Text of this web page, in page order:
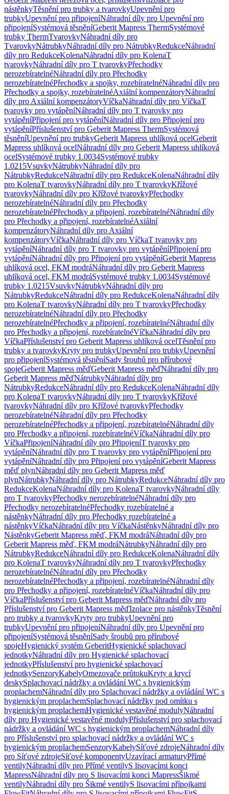
nástěnkyTěsnění pro trubky a tvarovkyUpevnění pro
trubkyUpevnění pro připojeníNáhradní díly pro Upevnění pro
připojeníSystémová těsněníGeberit Mapress ThermSystémové
trubky ThermTvarovkyNáhradní díly pro
TvarovkyNátrubkyNáhradní díly pro NátrubkyRedukceNáhradní
díly pro RedukceKolenaNáhradní díly pro KolenaT
tvarovkyNáhradní díly pro T tvarovkyPřechodky
nerozebíratelnéNáhradní díly pro Přechodky
nerozebíratelnéPřechodky a spojky, rozebíratelnéNáhradní díly pro
Přechodky a spojky, rozebíratelnéAxiální kompenzátoryNáhradní
díly pro Axiální kompenzátoryVíčkaNáhradní díly pro VíčkaT
tvarovky pro vytápěníNáhradní díly pro T tvarovky pro
vytápěníPřipojení pro vytápěníNáhradní díly pro Připojení pro
vytápěníPříslušenství pro Geberit Mapress ThermSystémová
těsněníUpevnění pro trubkyGeberit Mapress uhlíková ocelGeberit
Mapress uhlíková ocelNáhradní díly pro Geberit Mapress uhlíková
ocelSystémové trubky 1.0034Systémové trubky
1.0215VsuvkyNátrubkyNáhradní díly pro
NátrubkyRedukceNáhradní díly pro RedukceKolenaNáhradní díly
pro KolenaT tvarovkyNáhradní díly pro T tvarovkyKřížové
tvarovkyNáhradní díly pro Křížové tvarovkyPřechodky
nerozebíratelnéNáhradní díly pro Přechodky
nerozebíratelnéPřechodky a připojení, rozebíratelnéNáhradní díly
pro Přechodky a připojení, rozebíratelnéAxiální
kompenzátoryNáhradní díly pro Axiální
kompenzátoryVíčkaNáhradní díly pro VíčkaT tvarovky pro
vytápěníNáhradní díly pro T tvarovky pro vytápěníPřipojení pro
vytápěníNáhradní díly pro Připojení pro vytápěníGeberit Mapress
uhlíková ocel, FKM modráNáhradní díly pro Geberit Mapress
uhlíková ocel, FKM modráSystémové trubky 1.0034Systémové
trubky 1.0215VsuvkyNátrubkyNáhradní díly pro
NátrubkyRedukceNáhradní díly pro RedukceKolenaNáhradní díly
pro KolenaT tvarovkyNáhradní díly pro T tvarovkyPřechodky
nerozebíratelnéNáhradní díly pro Přechodky
nerozebíratelnéPřechodky a připojení, rozebíratelnéNáhradní díly
pro Přechodky a připojení, rozebíratelnéVíčkaNáhradní díly pro
VíčkaPříslušenství pro Geberit Mapress uhlíková ocelTěsnění pro
trubky a tvarovkyKryty pro trubkyUpevnění pro trubkyUpevnění
pro připojeníSystémová těsněníSady šroubů pro přírubové
spojeGeberit Mapress měďGeberit Mapress měďNáhradní díly pro
Geberit Mapress měďNátrubkyNáhradní díly pro
NátrubkyRedukceNáhradní díly pro RedukceKolenaNáhradní díly
pro KolenaT tvarovkyNáhradní díly pro T tvarovkyKřížové
tvarovkyNáhradní díly pro Křížové tvarovkyPřechodky
nerozebíratelnéNáhradní díly pro Přechodky
nerozebíratelnéPřechodky a připojení, rozebíratelnéNáhradní díly
pro Přechodky a připojení, rozebíratelnéVíčkaNáhradní díly pro
VíčkaPřipojeníNáhradní díly pro PřipojeníT tvarovky pro
vytápěníNáhradní díly pro T tvarovky pro vytápěníPřipojení pro
vytápěníNáhradní díly pro Připojení pro vytápěníGeberit Mapress
měď plynNáhradní díly pro Geberit Mapress měď
plynNátrubkyNáhradní díly pro NátrubkyRedukceNáhradní díly pro
RedukceKolenaNáhradní díly pro KolenaT tvarovkyNáhradní díly
pro T tvarovkyPřechodky nerozebíratelnéNáhradní díly pro
Přechodky nerozebíratelnéPřechodky rozebíratelné a
nástěnkyNáhradní díly pro Přechodky rozebíratelné a
nástěnkyVíčkaNáhradní díly pro VíčkaNástěnkyNáhradní díly pro
NástěnkyGeberit Mapress měď, FKM modráNáhradní díly pro
Geberit Mapress měď, FKM modráNátrubkyNáhradní díly pro
NátrubkyRedukceNáhradní díly pro RedukceKolenaNáhradní díly
pro KolenaT tvarovkyNáhradní díly pro T tvarovkyPřechodky
nerozebíratelnéNáhradní díly pro Přechodky
nerozebíratelnéPřechodky a připojení, rozebíratelnéNáhradní díly
pro Přechodky a připojení, rozebíratelnéVíčkaNáhradní díly pro
VíčkaPříslušenství pro Geberit Mapress měďNáhradní díly pro
Příslušenství pro Geberit Mapress měďIzolace pro nástěnkyTěsnění
pro trubky a tvarovkyKryty pro trubkyUpevnění pro
trubkyUpevnění pro připojeníNáhradní díly pro Upevnění pro
připojeníSystémová těsněníSady šroubů pro přírubové
spojeHygienický systém GeberitHygienické splachovací
jednotkyNáhradní díly pro Hygienické splachovací
jednotkyPříslušenství pro hygienické splachovací
jednotkySenzoryKabelyOmezovače průtokuKryty a krycí
deskySplachovací nádržky a ovládání WC s hygienickým
proplachemNáhradní díly pro Splachovací nádržky a ovládání WC s
hygienickým proplachemSplachovací nádržky pod omítku s
hygienickým proplachemHygienické vestavěné modulyNáhradní
díly pro Hygienické vestavěné modulyPříslušenství pro splachovací
nádržky a ovládání WC s hygienickým proplachemNáhradní díly
pro Příslušenství pro splachovací nádržky a ovládání WC s
hygienickým proplachemSenzoryKabelySíťové zdrojeNáhradní díly
pro Síťové zdrojeSíťové komponentyUzavírací armaturyPřímé
ventilyNáhradní díly pro Přímé ventilyS lisovacími konci
MapressNáhradní díly pro S lisovacími konci MapressŠikmé
ventilyNáhradní díly pro Šikmé ventilyS lisovacími přípojkami